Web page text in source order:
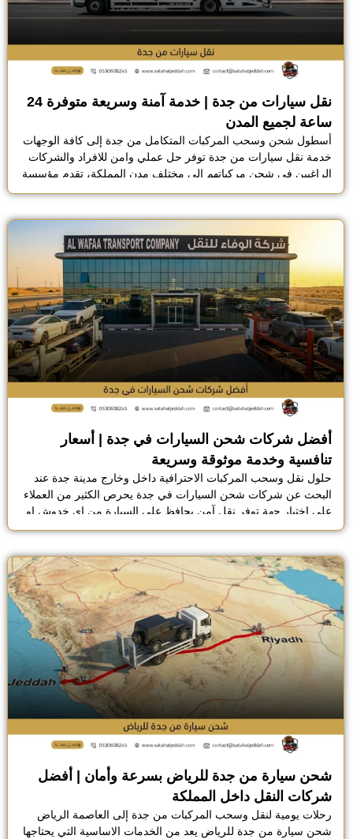
نقل سيارات من جدة | خدمة آمنة وسريعة متوفرة 24
ساعة لجميع المدن
أسطول شحن وسحب المركبات المتكامل من جدة إلى كافة الوجهات
خدمة نقل سيارات من جدة توفر حل عملي وامن للافراد والشركات
الراغبين في شحن مركباتهم الى مختلف مدن المملكة، تقدم مؤسسة
الوفاء للنقل خدمات نقل منظمة تعتمد على سطحات مجهزة وانظمة
والطويلة. سواء كان المطلوب نقل […]
أفضل شركات شحن السيارات في جدة | أسعار
تنافسية وخدمة موثوقة وسريعة
حلول نقل وسحب المركبات الاحترافية داخل وخارج مدينة جدة عند
البحث عن شركات شحن السيارات في جدة يحرص الكثير من العملاء
على اختيار جهة توفر نقل آمن يحافظ على السيارة من اي خدوش او
اضرار خلال الرحلة، خاصة عند الشحن بين المدن لمسافات طويلة
شحن سيارة من جدة للرياض بسرعة وأمان | أفضل
شركات النقل داخل المملكة
رحلات يومية لنقل وسحب المركبات من جدة إلى العاصمة الرياض
شحن سيارة من جدة للرياض يعد من الخدمات الاساسية التي يحتاجها